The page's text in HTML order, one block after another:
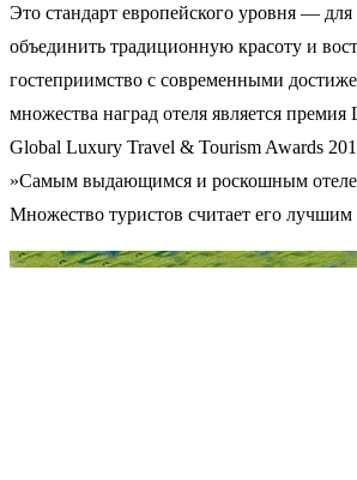
Это стандарт европейского уровня —
объединить традиционную красоту и
гостеприимство с современными
множества наград отеля является
Global Luxury Travel & Tourism Awards
»Самым выдающимся и роскошным
Множество туристов считает его лучшим